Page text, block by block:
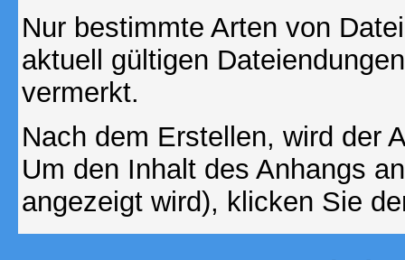
Nur bestimmte Arten von
aktuell gültigen
vermerkt.
Nach dem Erstellen, wird der
Um den Inhalt des Anhangs
angezeigt wird), klicken Sie